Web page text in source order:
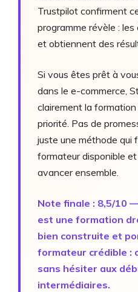
Trustpilot confirment
programme révèle :
et obtiennent des
Si vous êtes prêt à
dans le e-commerce,
clairement la
priorité. Pas de
juste une méthode qui
formateur disponible
avancer ensemble.
Note finale : 8,5/10
est une formation
bien construite et
formateur crédible :
sans hésiter aux
intermédiaires.